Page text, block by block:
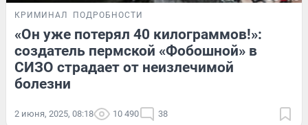
КРИМИНАЛ ПОДРОБНОСТИ
«Он уже потерял 40 килограммов!»:
создатель пермской «Фобошной» в
СИЗО страдает от неизлечимой
болезни
2 июня, 2025, 08:18 10 490 38